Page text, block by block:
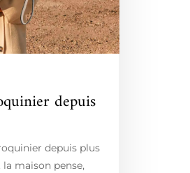
depuis
depuis plus
la maison pense,